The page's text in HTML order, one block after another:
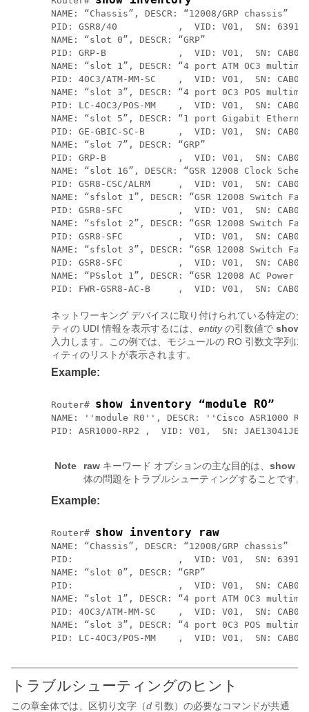
NAME: “Chassis”, DESCR: “12008/GRP chassis”
PID: GSR8/40           ,  VID: V01,  SN:
NAME: “slot 0”, DESCR: “GRP”
PID: GRP-B             ,  VID: V01,  SN:
NAME: “slot 1”, DESCR: “4 port ATM OC3
PID: 4OC3/ATM-MM-SC    ,  VID: V01,  SN:
NAME: “slot 3”, DESCR: “4 port 0C3 POS
PID: LC-4OC3/POS-MM    ,  VID: V01,  SN:
NAME: “slot 5”, DESCR: “1 port Gigabit
PID: GE-GBIC-SC-B      ,  VID: V01,  SN:
NAME: “slot 7”, DESCR: “GRP”
PID: GRP-B             ,  VID: V01,  SN:
NAME: “slot 16”, DESCR: “GSR 12008 Clock
PID: GSR8-CSC/ALRM     ,  VID: V01,  SN:
NAME: “sfslot 1”, DESCR: “GSR 12008 Switch
PID: GSR8-SFC          ,  VID: V01,  SN:
NAME: “sfslot 2”, DESCR: “GSR 12008 Switch
PID: GSR8-SFC          ,  VID: V01,  SN:
NAME: “sfslot 3”, DESCR: “GSR 12008 Switch
PID: GSR8-SFC          ,  VID: V01,  SN:
NAME: “PSslot 1”, DESCR: “GSR 12008 AC Power
ネットワーキング デバイスに取り付けられている特定の
ティの UDI 情報を表示するには、 entity の引数値で show
入力します。この例では、モジュールの RO 引数文字列に
ィティのリストが表示されます。
Example:
Router# show inventory “module RO”
NAME: ''module R0'', DESCR: ''Cisco ASR1000
Note raw キーワード オプションの主な目的は、 show
体の問題をトラブルシューティングすることです。
Example:
Router# show inventory raw
NAME: “Chassis”, DESCR: “12008/GRP chassis”
PID:                   ,  VID: V01,  SN:
NAME: “slot 0”, DESCR: “GRP”
PID:                   ,  VID: V01,  SN:
NAME: “slot 1”, DESCR: “4 port ATM OC3
PID: 4OC3/ATM-MM-SC    ,  VID: V01,  SN:
NAME: “slot 3”, DESCR: “4 port 0C3 POS
トラブルシューティングのヒント
この章全体では、区切り文字（d 引数）の必要なコマンドが共通